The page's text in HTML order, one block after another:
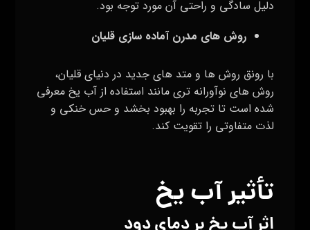
دلیل سادگی و راحتی آن مورد توجه بود.
روش‌ های مدرن آماده سازی قلیان
با رونق روش ها و متد های جدید در دنیای قلیان،
روش‌ های نوآورانه‌ تری مانند استفاده از آب یخ معرفی
شده است تا تجربه را بهبود بخشد و حس خنکی و
لذت متفاوتی را تقویت کند.
تأثیر آب یخ